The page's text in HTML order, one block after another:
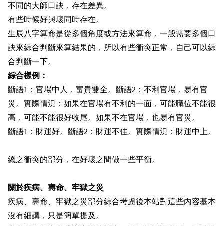
不同的大師口訣，存在差異。
有些時候好與壞同時存在。
生辰八字算命是從多個角度或方法來算命，一般需要多個口
訣來綜合判斷來算結果的，所以有些衝突正常，自己可以綜
合判斷一下。
綜合樣例：
斷語1：官場中人，富貴雙全。斷語2：不利官場，易有官
災。實際情況：如果在官場有不利的一面，可能職位不能很
高，可能不能很好收尾。如果不在官場，也易有官災。
斷語1：財運好。斷語2：財運不佳。 實際情況：財運中上。
總之衝突的部分，在好壞之間做一些平衡。
關於疾病、壽命、牢獄之災
疾病、壽命、牢獄之災部分綜合考慮後本站對這些內容基本
沒有細講，只是簡單提及。